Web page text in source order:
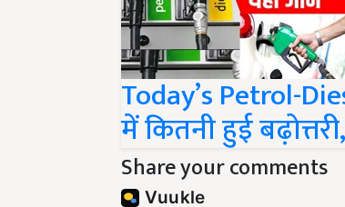
Today’s Petrol-
में कितनी हुई
Share your comments